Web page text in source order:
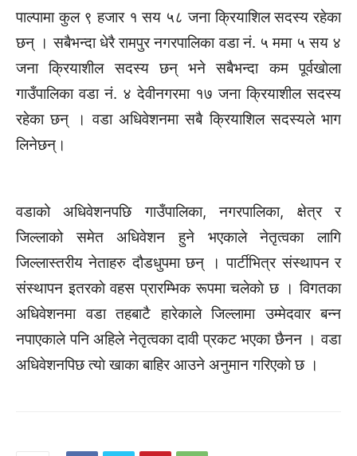
पाल्पामा कुल ९ हजार १ सय ५८ जना क्रियाशिल सदस्य रहेका
छन् । सबैभन्दा धेरै रामपुर नगरपालिका वडा नं. ५ ममा ५ सय ४
जना क्रियाशील सदस्य छन् भने सबैभन्दा कम पूर्वखाेला
गाउँपालिका वडा नं. ४ देवीनगरमा १७ जना क्रियाशील सदस्य
रहेका छन् । वडा अधिवेशनमा सबै क्रियाशिल सदस्यले भाग
लिनेछन्।
वडाको अधिवेशनपछि गाउँपालिका, नगरपालिका, क्षेत्र र
जिल्लाको समेत अधिवेशन हुने भएकाले नेतृत्वका लागि
जिल्लास्तरीय नेताहरु दौडधुपमा छन् । पार्टीभित्र संस्थापन र
संस्थापन इतरकाे वहस प्रारम्भिक रूपमा चलेकाे छ । विगतका
अधिवेशनमा वडा तहबाटै हारेकाले जिल्लामा उम्मेदवार बन्न
नपाएकाले पनि अहिले नेतृत्वका दावी प्रकट भएका छैनन । वडा
अधिवेशनपिछ त्याे खाका बाहिर आउने अनुमान गरिएकाे छ ।